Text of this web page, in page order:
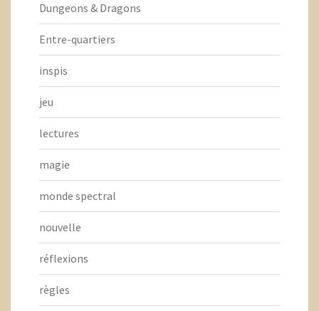
Dungeons & Dragons
Entre-quartiers
inspis
jeu
lectures
magie
monde spectral
nouvelle
réflexions
règles